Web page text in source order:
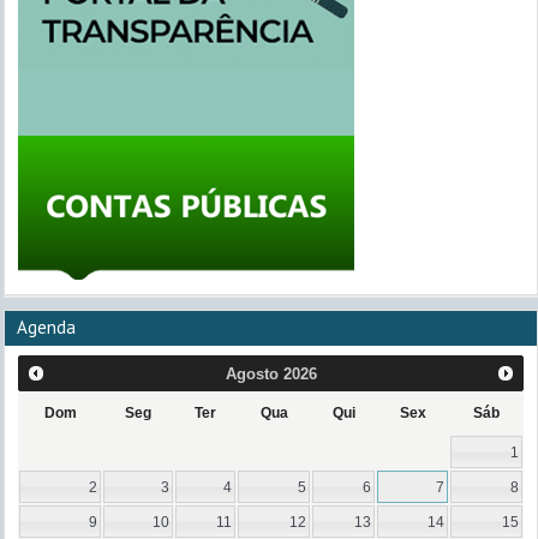
Agenda
Agosto 2026
Dom Seg Ter Qua Qui Sex Sáb
1
2 3 4 5 6 7 8
9 10 11 12 13 14 15